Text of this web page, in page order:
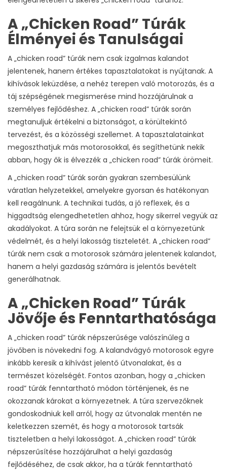
A „Chicken Road” Túrák
Élményei és Tanulságai
A „chicken road” túrák nem csak izgalmas kalandot
jelentenek, hanem értékes tapasztalatokat is nyújtanak. A
kihívások leküzdése, a nehéz terepen való motorozás, és a
táj szépségének megismerése mind hozzájárulnak a
személyes fejlődéshez. A „chicken road” túrák során
megtanuljuk értékelni a biztonságot, a körültekintő
tervezést, és a közösségi szellemet. A tapasztalatainkat
megoszthatjuk más motorosokkal, és segíthetünk nekik
abban, hogy ők is élvezzék a „chicken road” túrák örömeit.
A „chicken road” túrák során gyakran szembesülünk
váratlan helyzetekkel, amelyekre gyorsan és hatékonyan
kell reagálnunk. A technikai tudás, a jó reflexek, és a
higgadtság elengedhetetlen ahhoz, hogy sikerrel vegyük az
akadályokat. A túra során ne felejtsük el a környezetünk
védelmét, és a helyi lakosság tiszteletét. A „chicken road”
túrák nem csak a motorosok számára jelentenek kalandot,
hanem a helyi gazdaság számára is jelentős bevételt
generálhatnak.
A „Chicken Road” Túrák
Jövője és Fenntarthatósága
A „chicken road” túrák népszerűsége valószínűleg a
jövőben is növekedni fog. A kalandvágyó motorosok egyre
inkább keresik a kihívást jelentő útvonalakat, és a
természet közelségét. Fontos azonban, hogy a „chicken
road” túrák fenntartható módon történjenek, és ne
okozzanak károkat a környezetnek. A túra szervezőknek
gondoskodniuk kell arról, hogy az útvonalak mentén ne
keletkezzen szemét, és hogy a motorosok tartsák
tiszteletben a helyi lakosságot. A „chicken road” túrák
népszerűsítése hozzájárulhat a helyi gazdaság
fejlődéséhez, de csak akkor, ha a túrák fenntartható